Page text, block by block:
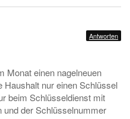
Antworten
Monat einen nagelneuen
Haushalt nur einen Schlüssel
beim Schlüsseldienst mit
und der Schlüsselnummer